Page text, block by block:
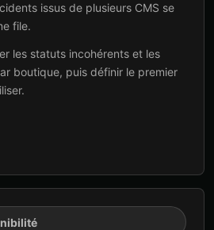
issus de plusieurs CMS se
file.
les statuts incohérents et les
boutique, puis définir le premier